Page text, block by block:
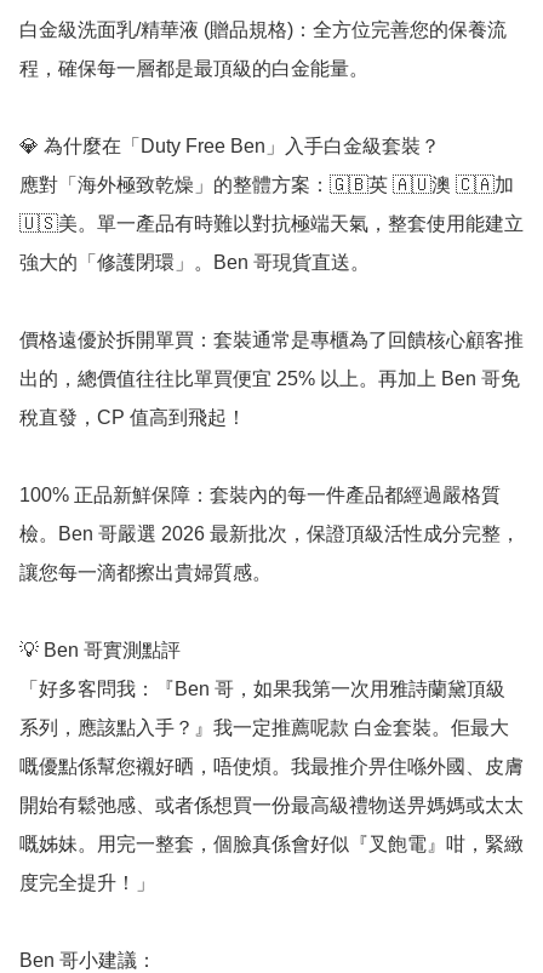
白金級洗面乳/精華液 (贈品規格)：全方位完善您的保養流
程，確保每一層都是最頂級的白金能量。
💎 為什麼在「Duty Free Ben」入手白金級套裝？
應對「海外極致乾燥」的整體方案：🇬🇧英 🇦🇺澳 🇨🇦加
🇺🇸美。單一產品有時難以對抗極端天氣，整套使用能建立
強大的「修護閉環」。Ben 哥現貨直送。
價格遠優於拆開單買：套裝通常是專櫃為了回饋核心顧客推
出的，總價值往往比單買便宜 25% 以上。再加上 Ben 哥免
稅直發，CP 值高到飛起！
100% 正品新鮮保障：套裝內的每一件產品都經過嚴格質
檢。Ben 哥嚴選 2026 最新批次，保證頂級活性成分完整，
讓您每一滴都擦出貴婦質感。
💡 Ben 哥實測點評
「好多客問我：『Ben 哥，如果我第一次用雅詩蘭黛頂級
系列，應該點入手？』我一定推薦呢款 白金套裝。佢最大
嘅優點係幫您襯好晒，唔使煩。我最推介畀住喺外國、皮膚
開始有鬆弛感、或者係想買一份最高級禮物送畀媽媽或太太
嘅姊妹。用完一整套，個臉真係會好似『叉飽電』咁，緊緻
度完全提升！」
Ben 哥小建議：